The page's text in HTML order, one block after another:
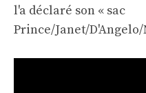
l'a déclaré son « sac
Prince/Janet/